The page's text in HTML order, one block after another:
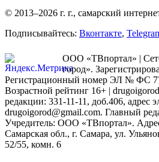
© 2013–2026 г. г., самарский
Подписывайтесь: Вконтакте,
ООО «ТВпортал» |
город».
Регистрационный номер ЭЛ № ФС 77
Возрастной рейтинг 16+ |
редакции: 331-11-11, доб.406, адрес
drugoigorod@gmail.com. Главный
Учредитель: ООО «ТВпортал».
Самарская обл., г. Самара, ул.
52/55, комн. 6